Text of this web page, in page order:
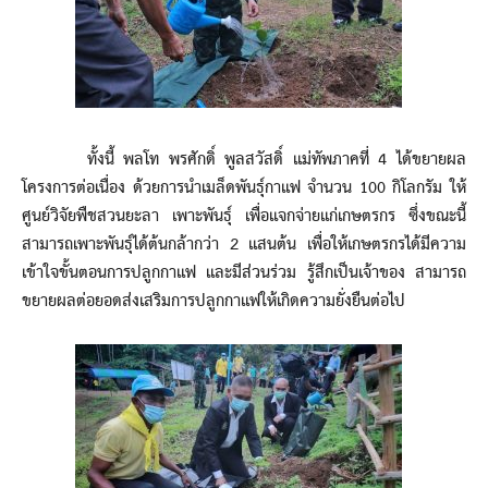
ทั้งนี้ พลโท พรศักดิ์ พูลสวัสดิ์ แม่ทัพภาคที่ 4 ได้ขยายผล
โครงการต่อเนื่อง ด้วยการนำเมล็ดพันธุ์กาแฟ จำนวน 100 กิโลกรัม ให้
ศูนย์วิจัยพืชสวนยะลา เพาะพันธุ์ เพื่อแจกจ่ายแก่เกษตรกร ซึ่งขณะนี้
สามารถเพาะพันธุ์ได้ต้นกล้ากว่า 2 แสนต้น เพื่อให้เกษตรกรได้มีความ
เข้าใจขั้นตอนการปลูกกาแฟ และมีส่วนร่วม รู้สึกเป็นเจ้าของ สามารถ
ขยายผลต่อยอดส่งเสริมการปลูกกาแฟให้เกิดความยั่งยืนต่อไป